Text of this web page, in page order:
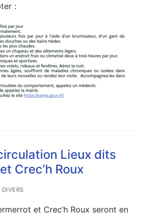
:
Lieux dits
Crec’h Roux
DIVERS
et Crec’h Roux seront en